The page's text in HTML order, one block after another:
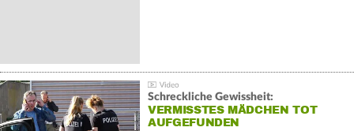
Schreckliche Gewissheit:
VERMISSTES MÄDCHEN TOT
AUFGEFUNDEN